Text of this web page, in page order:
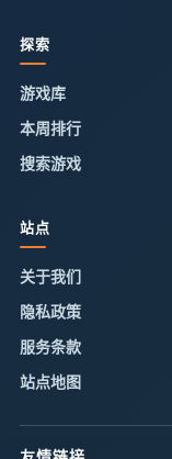
探索
游戏库
本周排行
搜索游戏
站点
关于我们
隐私政策
服务条款
站点地图